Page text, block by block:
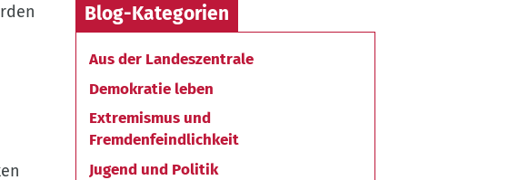
Blog-Kategorien
Aus der Landeszentrale
Demokratie leben
Extremismus und
Fremdenfeindlichkeit
Jugend und Politik